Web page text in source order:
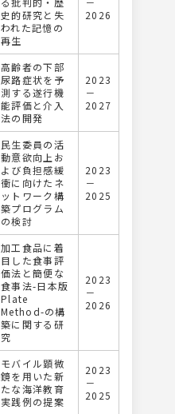
史的研究と失
われた記憶の
再生
2026
⾼齢者の下部
尿路症状を予
測する遂⾏機
能評価と介⼊
法の開発
2023
－
2027
⺠⽣委員の活
動意欲向上お
よび負担感緩
衝に向けたネ
ットワーク構
築プログラム
の検討
2023
－
2025
加工食品に着
目した食事評
価法と簡便な
食事法-日本版
Plate
Method-の構
築に関する研
究
2023
－
2026
モバイル顕微
鏡を⽤いた新
たな海洋教育
実践例の提案
2023
－
2025